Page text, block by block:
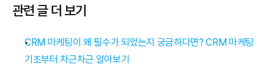
관련 글 더 보기
CRM 마케팅이 왜 필수가 되었는지 궁금하다면? CRM 마케팅
기초부터 차근차근 알아보기